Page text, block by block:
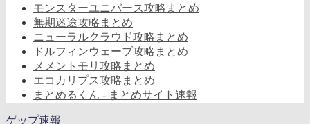
モンスターユニバース攻略まとめ
無期迷途攻略まとめ
ニューラルクラウド攻略まとめ
ドルフィンウェーブ攻略まとめ
メメントモリ攻略まとめ
エコカリプス攻略まとめ
まとめるくん - まとめサイト速報
ゲップ速報